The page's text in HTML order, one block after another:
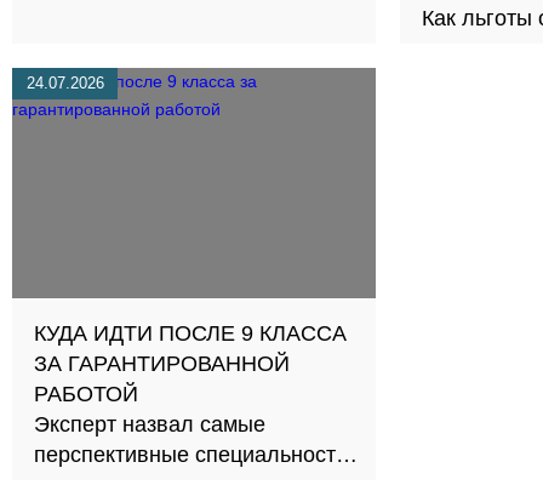
Как льготы
24.07.2026
КУДА ИДТИ ПОСЛЕ 9 КЛАССА
ЗА ГАРАНТИРОВАННОЙ
РАБОТОЙ
Эксперт назвал самые
перспективные специальности